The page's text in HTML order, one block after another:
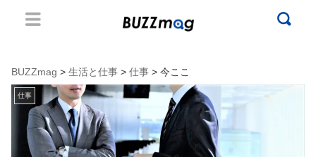
BUZZmag > 生活と仕事 > 仕事 > 今ここ
仕事